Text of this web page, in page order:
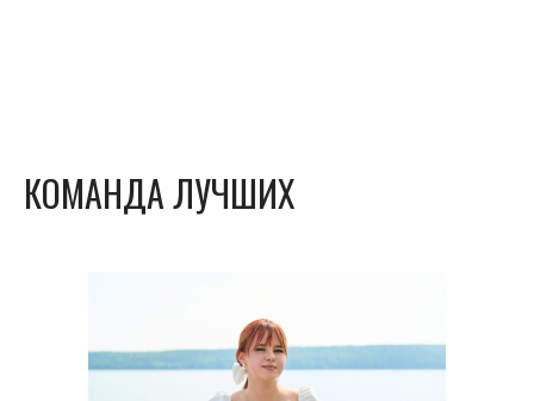
КОМАНДА ЛУЧШИХ